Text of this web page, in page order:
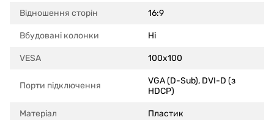
Відношення сторін 16:9
Вбудовані колонки Ні
VESA 100x100
Порти підключення
VGA (D-Sub), DVI-D (з
HDCP)
Матеріал Пластик